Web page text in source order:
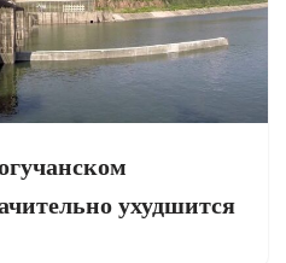
ухудшится